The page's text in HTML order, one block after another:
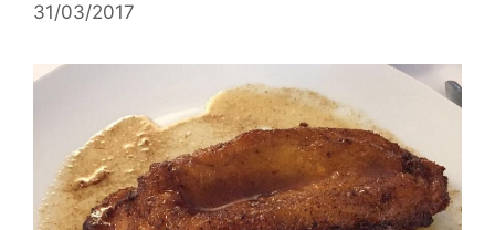
31/03/2017